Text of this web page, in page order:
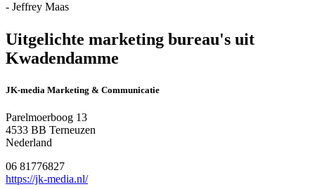
- Jeffrey Maas
Uitgelichte marketing bureau's uit
Kwadendamme
JK-media Marketing & Communicatie
Parelmoerboog 13
4533 BB Terneuzen
Nederland
06 81776827
https://jk-media.nl/